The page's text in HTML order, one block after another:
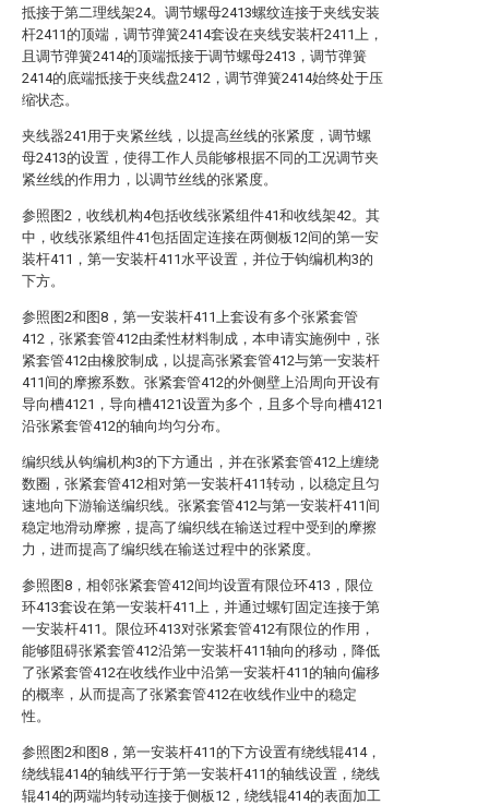
抵接于第二理线架24。调节螺母2413螺纹连接于夹线安装
杆2411的顶端，调节弹簧2414套设在夹线安装杆2411上，
且调节弹簧2414的顶端抵接于调节螺母2413，调节弹簧
2414的底端抵接于夹线盘2412，调节弹簧2414始终处于压
缩状态。
夹线器241用于夹紧丝线，以提高丝线的张紧度，调节螺
母2413的设置，使得工作人员能够根据不同的工况调节夹
紧丝线的作用力，以调节丝线的张紧度。
参照图2，收线机构4包括收线张紧组件41和收线架42。其
中，收线张紧组件41包括固定连接在两侧板12间的第一安
装杆411，第一安装杆411水平设置，并位于钩编机构3的
下方。
参照图2和图8，第一安装杆411上套设有多个张紧套管
412，张紧套管412由柔性材料制成，本申请实施例中，张
紧套管412由橡胶制成，以提高张紧套管412与第一安装杆
411间的摩擦系数。张紧套管412的外侧壁上沿周向开设有
导向槽4121，导向槽4121设置为多个，且多个导向槽4121
沿张紧套管412的轴向均匀分布。
编织线从钩编机构3的下方通出，并在张紧套管412上缠绕
数圈，张紧套管412相对第一安装杆411转动，以稳定且匀
速地向下游输送编织线。张紧套管412与第一安装杆411间
稳定地滑动摩擦，提高了编织线在输送过程中受到的摩擦
力，进而提高了编织线在输送过程中的张紧度。
参照图8，相邻张紧套管412间均设置有限位环413，限位
环413套设在第一安装杆411上，并通过螺钉固定连接于第
一安装杆411。限位环413对张紧套管412有限位的作用，
能够阻碍张紧套管412沿第一安装杆411轴向的移动，降低
了张紧套管412在收线作业中沿第一安装杆411的轴向偏移
的概率，从而提高了张紧套管412在收线作业中的稳定
性。
参照图2和图8，第一安装杆411的下方设置有绕线辊414，
绕线辊414的轴线平行于第一安装杆411的轴线设置，绕线
辊414的两端均转动连接于侧板12，绕线辊414的表面加工